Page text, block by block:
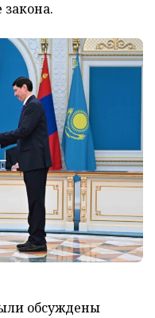
закона.
обсуждены